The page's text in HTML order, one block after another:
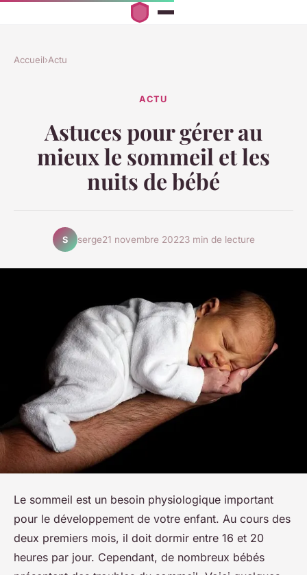
Accueil›Actu
ACTU
Astuces pour gérer au
mieux le sommeil et les
nuits de bébé
S serge21 novembre 20223 min de lecture
Le sommeil est un besoin physiologique important
pour le développement de votre enfant. Au cours des
deux premiers mois, il doit dormir entre 16 et 20
heures par jour. Cependant, de nombreux bébés